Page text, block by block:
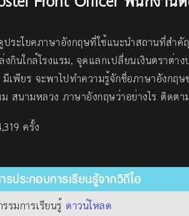
ระโยคภาษาอังกฤษที่ใช้แนะนำสถานที่สำ
งกินใกล้โรงแรม, จุดแลกเปลี่ยนเงินตราต่
เพียร จะพาไปทำความรู้จักชื่อภาษาอังกฤ
สนามหลวง ภาษาอังกฤษว่าอย่างไร ติดตา
ครั้ง
รประกอบการเรียนรู้จากวิดีโอ
รมการเรียนรู้ ดาวน์โหลด